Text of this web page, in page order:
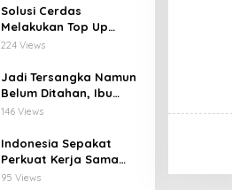
Warga
Solusi Cerdas
Melakukan Top Up
MLBB dan MCGG
Terjangkau
224 Views
Jadi Tersangka Namun
Belum Ditahan, Ibu
Korban di Pekalongan
Keseriusan Polisi
Tangani Kasus
Rudapksa Sampai
146 Views
Indonesia Sepakat
Perkuat Kerja Sama
dengan Thailand, dari
95 Views